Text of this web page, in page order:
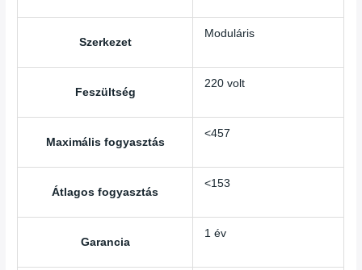
Szerkezet
Moduláris
Feszültség
220 volt
Maximális fogyasztás
<457
Átlagos fogyasztás
<153
Garancia
1 év